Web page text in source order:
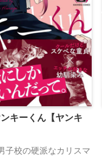
キーくん【ヤンキ
子校の硬派なカリスマ